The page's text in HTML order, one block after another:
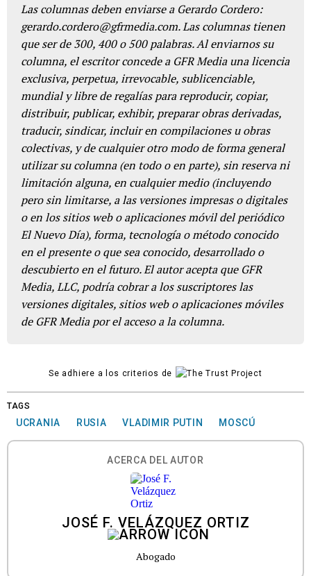
Las columnas deben enviarse a Gerardo Cordero:
gerardo.cordero@gfrmedia.com. Las columnas tienen
que ser de 300, 400 o 500 palabras. Al enviarnos su
columna, el escritor concede a GFR Media una licencia
exclusiva, perpetua, irrevocable, sublicenciable,
mundial y libre de regalías para reproducir, copiar,
distribuir, publicar, exhibir, preparar obras derivadas,
traducir, sindicar, incluir en compilaciones u obras
colectivas, y de cualquier otro modo de forma general
utilizar su columna (en todo o en parte), sin reserva ni
limitación alguna, en cualquier medio (incluyendo
pero sin limitarse, a las versiones impresas o digitales
o en los sitios web o aplicaciones móvil del periódico
El Nuevo Día), forma, tecnología o método conocido
en el presente o que sea conocido, desarrollado o
descubierto en el futuro. El autor acepta que GFR
Media, LLC, podría cobrar a los suscriptores las
versiones digitales, sitios web o aplicaciones móviles
de GFR Media por el acceso a la columna.
Se adhiere a los criterios de
TAGS
UCRANIA RUSIA VLADIMIR PUTIN MOSCÚ
ACERCA DEL AUTOR
JOSÉ F. VELÁZQUEZ ORTIZ
Abogado